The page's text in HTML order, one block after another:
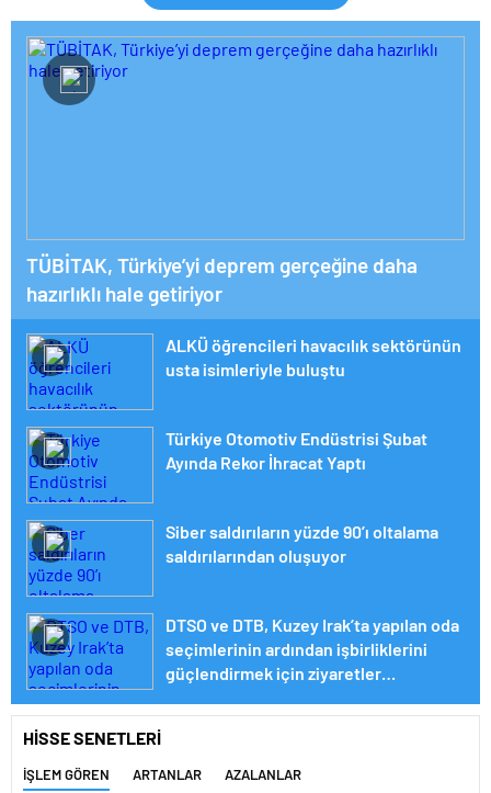
TÜBİTAK, Türkiye’yi deprem gerçeğine daha
hazırlıklı hale getiriyor
ALKÜ öğrencileri havacılık sektörünün
usta isimleriyle buluştu
Türkiye Otomotiv Endüstrisi Şubat
Ayında Rekor İhracat Yaptı
Siber saldırıların yüzde 90’ı oltalama
saldırılarından oluşuyor
DTSO ve DTB, Kuzey Irak’ta yapılan oda
seçimlerinin ardından işbirliklerini
güçlendirmek için ziyaretler
HİSSE SENETLERİ
İŞLEM GÖREN ARTANLAR AZALANLAR